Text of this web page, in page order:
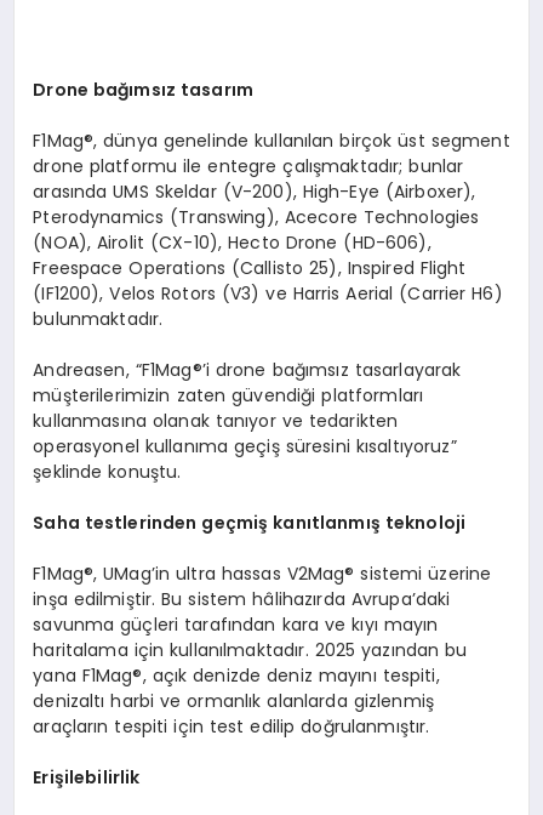
Drone bağımsız tasarım
F1Mag®, dünya genelinde kullanılan birçok üst segment
drone platformu ile entegre çalışmaktadır; bunlar
arasında UMS Skeldar (V-200), High-Eye (Airboxer),
Pterodynamics (Transwing), Acecore Technologies
(NOA), Airolit (CX-10), Hecto Drone (HD-606),
Freespace Operations (Callisto 25), Inspired Flight
(IF1200), Velos Rotors (V3) ve Harris Aerial (Carrier H6)
bulunmaktadır.
Andreasen, “F1Mag®’i drone bağımsız tasarlayarak
müşterilerimizin zaten güvendiği platformları
kullanmasına olanak tanıyor ve tedarikten
operasyonel kullanıma geçiş süresini kısaltıyoruz”
şeklinde konuştu.
Saha testlerinden geçmiş kanıtlanmış teknoloji
F1Mag®, UMag’in ultra hassas V2Mag® sistemi üzerine
inşa edilmiştir. Bu sistem hâlihazırda Avrupa’daki
savunma güçleri tarafından kara ve kıyı mayın
haritalama için kullanılmaktadır. 2025 yazından bu
yana F1Mag®, açık denizde deniz mayını tespiti,
denizaltı harbi ve ormanlık alanlarda gizlenmiş
araçların tespiti için test edilip doğrulanmıştır.
Erişilebilirlik